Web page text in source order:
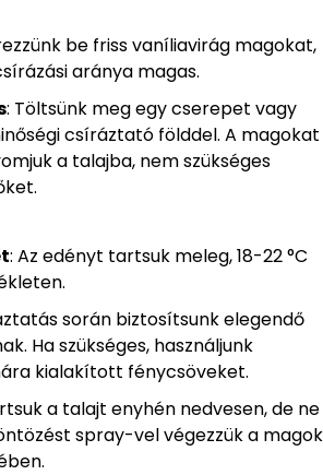
be friss vaníliavirág magokat,
aránya magas.
: Töltsünk meg egy cserepet vagy
csíráztató földdel. A magokat
a talajba, nem szükséges
: Az edényt tartsuk meleg, 18-22 °C
során biztosítsunk elegendő
Ha szükséges, használjunk
kialakított fénycsöveket.
a talajt enyhén nedvesen, de ne
spray-vel végezzük a magok